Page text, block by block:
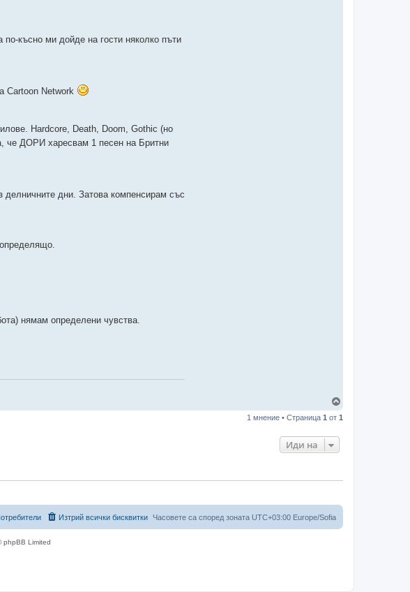
късно ми дойде на гости няколко пъти
Cartoon Network
Hardcore, Death, Doom, Gothic (но
че ДОРИ харесвам 1 песен на Бритни
дни. Затова компенсирам със
нямам определени чувства.
р
е
а
а
1 мнение • Страница 1 от 1
Иди на
Часовете са според зоната UTC+03:00 Europe/Sofia
Изтрий всички бисквитки
phpBB Limited